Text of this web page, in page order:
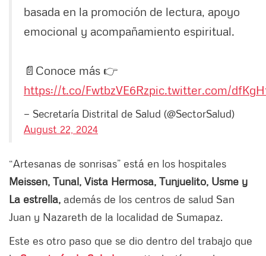
basada en la promoción de lectura, apoyo
emocional y acompañamiento espiritual.
📄Conoce más 👉
https://t.co/FwtbzVE6Rzpic.twitter.com/
— Secretaría Distrital de Salud (@SectorSalud)
August 22, 2024
“Artesanas de sonrisas” está en los hospitales
Meissen, Tunal, Vista Hermosa, Tunjuelito, Usme y
La estrella, además de los centros de salud San
Juan y Nazareth de la localidad de Sumapaz.
Este es otro paso que se dio dentro del trabajo que